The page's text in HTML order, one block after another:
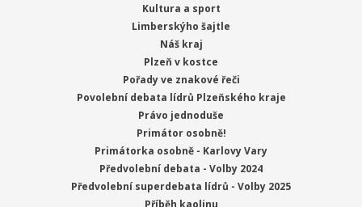
Kultura a sport
Limberskýho šajtle
Náš kraj
Plzeň v kostce
Pořady ve znakové řeči
Povolební debata lídrů Plzeňského kraje
Právo jednoduše
Primátor osobně!
Primátorka osobně - Karlovy Vary
Předvolební debata - Volby 2024
Předvolební superdebata lídrů - Volby 2025
Příběh kaolinu